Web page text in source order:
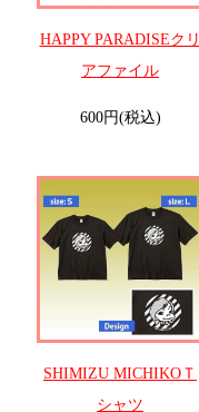
HAPPY PARADISEクリ
アファイル
600円(税込)
SHIMIZU MICHIKOＴ
シャツ